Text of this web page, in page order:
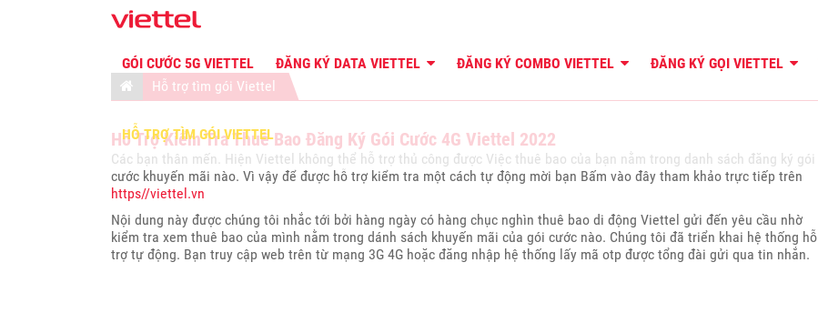
GÓI CƯỚC 5G VIETTEL ĐĂNG KÝ DATA VIETTEL ĐĂNG KÝ COMBO VIETTEL ĐĂNG KÝ GỌI VIETTEL
HỖ TRỢ TÌM GÓI VIETTEL
Hỗ trợ tìm gói Viettel
Hỗ Trợ Kiểm Tra Thuê Bao Đăng Ký Gói Cước 4G Viettel 2022
Các bạn thân mến. Hiện Viettel không thể hỗ trợ thủ công được Việc thuê bao của bạn nằm trong danh sách đăng ký gói
cước khuyến mãi nào. Vì vậy để được hỗ trợ kiểm tra một cách tự động mời bạn Bấm vào đây tham khảo trực tiếp trên
https//viettel.vn
Nội dung này được chúng tôi nhắc tới bởi hàng ngày có hàng chục nghìn thuê bao di động Viettel gửi đến yêu cầu nhờ
kiểm tra xem thuê bao của mình nằm trong dánh sách khuyến mãi của gói cước nào. Chúng tôi đã triển khai hệ thống hỗ
trợ tự động. Bạn truy cập web trên từ mạng 3G 4G hoặc đăng nhập hệ thống lấy mã otp được tổng đài gửi qua tin nhắn.